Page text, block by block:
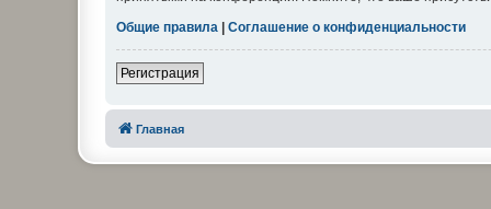
Общие правила | Соглашение о конфиденциальности
Регистрация
Главная